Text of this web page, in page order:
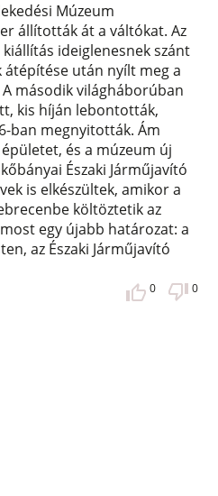
Múzeum
állították át a váltókat. Az
ideiglenesnek szánt
átépítése után nyílt meg a
második világháborúban
kis híján lebontották,
ban megnyitották. Ám
és a múzeum új
Északi Járműjavító
is elkészültek, amikor a
költöztetik az
egy újabb határozat: a
az Északi Járműjavító
0 0